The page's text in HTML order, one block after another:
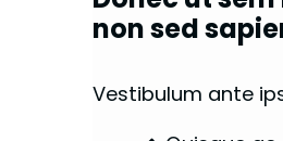
non sed
Vestibulum ante